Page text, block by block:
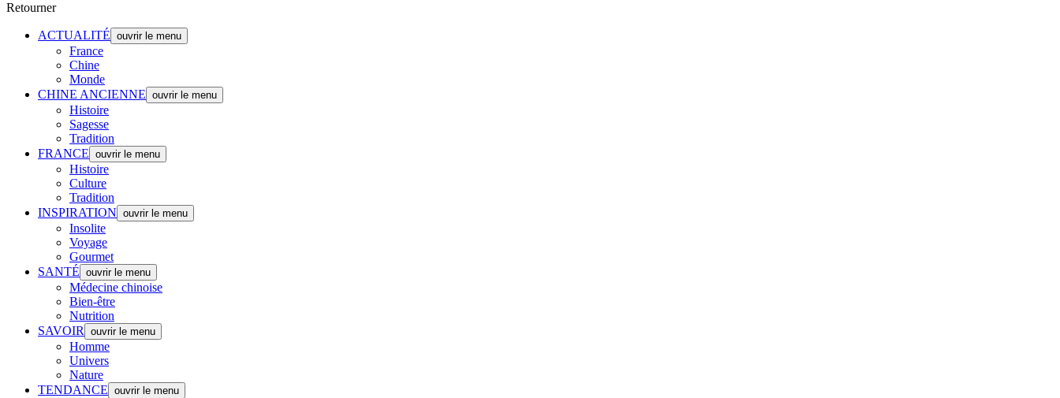
Retourner
ACTUALITÉ ouvrir le menu
France
Chine
Monde
CHINE ANCIENNE ouvrir le menu
Histoire
Sagesse
Tradition
FRANCE ouvrir le menu
Histoire
Culture
Tradition
INSPIRATION ouvrir le menu
Insolite
Voyage
Gourmet
SANTÉ ouvrir le menu
Médecine chinoise
Bien-être
Nutrition
SAVOIR
ouvrir le menu
Homme
Univers
Nature
TENDANCE ouvrir le menu